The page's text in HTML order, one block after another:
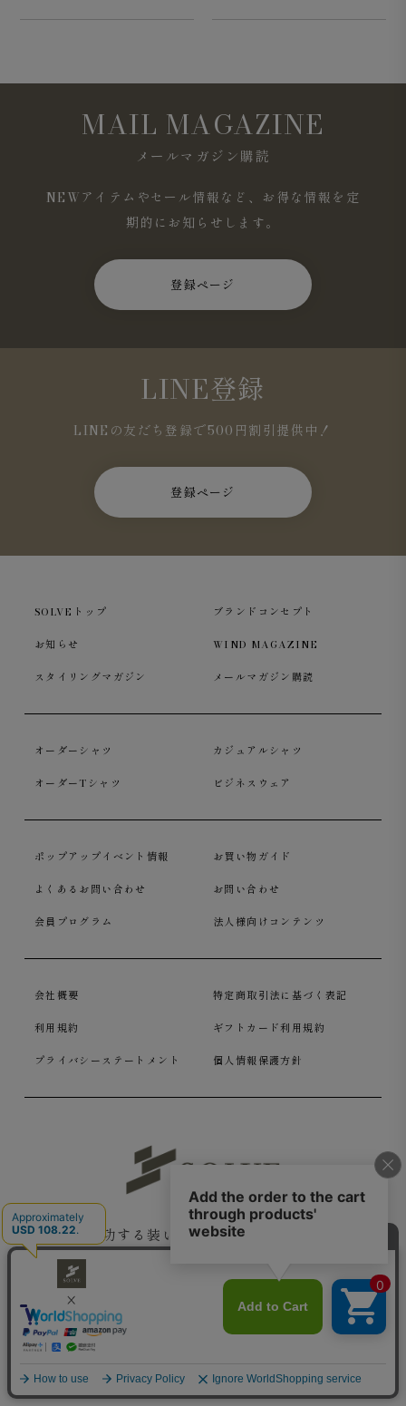
MAIL MAGAZINE
メールマガジン購読
NEWアイテムやセール情報など、お得な情報を定
期的にお知らせします。
登録ページ
LINE登録
LINEの友だち登録で500円割引提供中！
登録ページ
SOLVEトップ ブランドコンセプト
お知らせ WIND MAGAZINE
スタイリングマガジン メールマガジン購読
オーダーシャツ カジュアルシャツ
オーダーTシャツ ビジネスウェア
ポップアップイベント情報 お買い物ガイド
よくあるお問い合わせ お問い合わせ
会員プログラム 法人様向けコンテンツ
会社概要 特定商取引法に基づく表記
利用規約 ギフトカード利用規約
プライバシーステートメント 個人情報保護方針
成功する装いを提供する SOLVE